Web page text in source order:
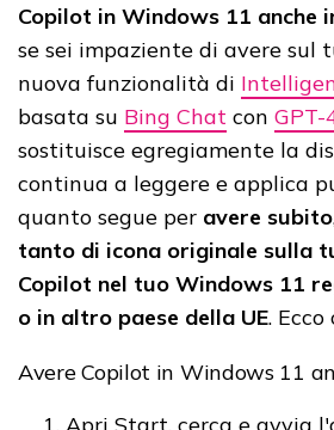
Copilot in Windows 11 anche
se sei impaziente di avere sul
nuova funzionalità di
basata su Bing Chat con GPT-
sostituisce egregiamente la
continua a leggere e applica
quanto segue per avere subito
tanto di icona originale sulla
Copilot nel tuo Windows 11
o in altro paese della UE. Ecco
Avere Copilot in Windows 11
Apri Start, cerca e avvia